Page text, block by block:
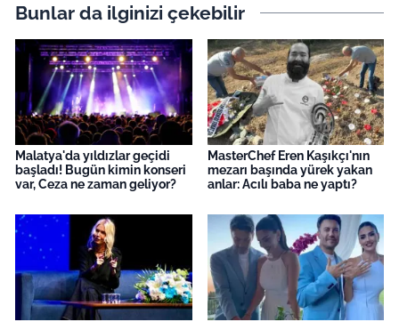
Bunlar da ilginizi çekebilir
Malatya'da yıldızlar geçidi
başladı! Bugün kimin konseri
var, Ceza ne zaman geliyor?
MasterChef Eren Kaşıkçı'nın
mezarı başında yürek yakan
anlar: Acılı baba ne yaptı?